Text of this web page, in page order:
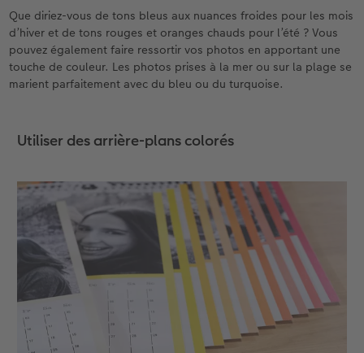
Que diriez-vous de tons bleus aux nuances froides pour les mois
d’hiver et de tons rouges et oranges chauds pour l’été ? Vous
pouvez également faire ressortir vos photos en apportant une
touche de couleur. Les photos prises à la mer ou sur la plage se
marient parfaitement avec du bleu ou du turquoise.
Utiliser des arrière-plans colorés